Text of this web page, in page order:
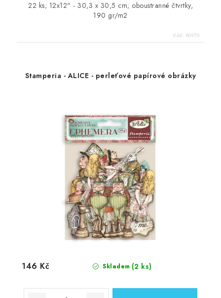
22 ks; 12x12" - 30,3 x 30,5 cm; oboustranné čtvrtky,
190 gr/m2
Kód: 80970
Stamperia - ALICE - perleťové papírové obrázky
Skladem (2 ks)
146 Kč